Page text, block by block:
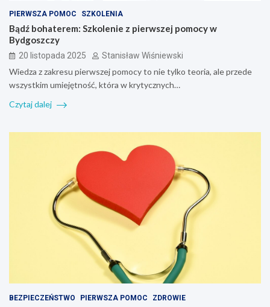
PIERWSZA POMOC SZKOLENIA
Bądź bohaterem: Szkolenie z pierwszej pomocy w
Bydgoszczy
20 listopada 2025 Stanisław Wiśniewski
Wiedza z zakresu pierwszej pomocy to nie tylko teoria, ale przede
wszystkim umiejętność, która w krytycznych…
Czytaj dalej
BEZPIECZEŃSTWO PIERWSZA POMOC ZDROWIE